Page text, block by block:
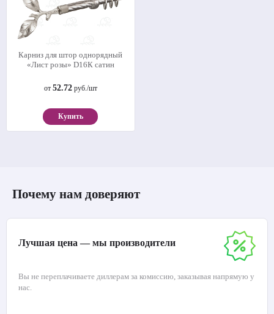
Карниз для штор однорядный
«Лист розы» D16К сатин
от 52.72руб./шт
Купить
Почему нам доверяют
Лучшая цена — мы производители
Вы не переплачиваете диллерам за комиссию, заказывая напрямую у
нас.